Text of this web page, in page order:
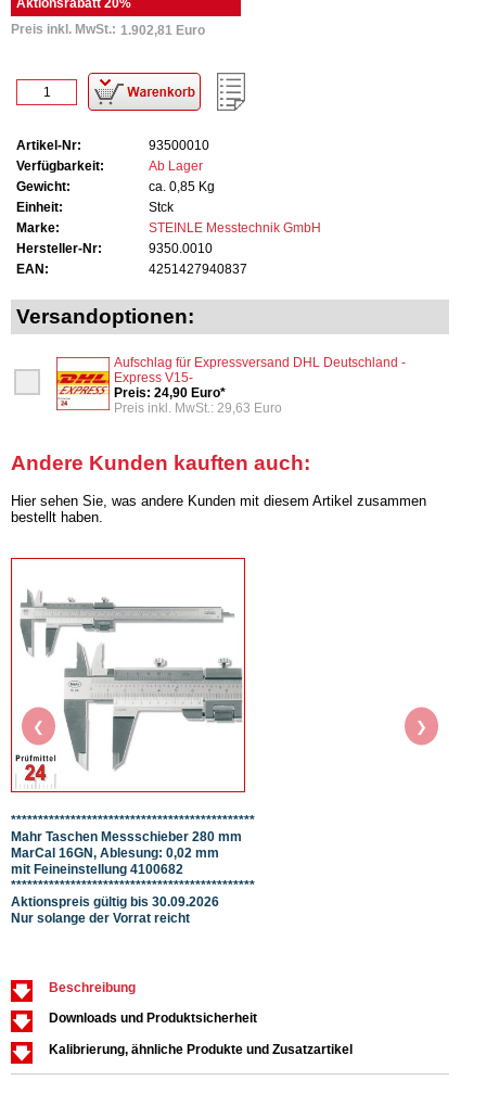
Aktionsrabatt 20%
Preis inkl. MwSt.: 1.902,81 Euro
Artikel-Nr:
93500010
Verfügbarkeit:
Ab Lager
Gewicht:
ca. 0,85 Kg
Einheit:
Stck
Marke:
STEINLE Messtechnik GmbH
Hersteller-Nr:
9350.0010
EAN:
4251427940837
Versandoptionen:
Aufschlag für Expressversand DHL Deutschland -
Express V15-
Preis: 24,90 Euro*
Preis inkl. MwSt.: 29,63 Euro
Andere Kunden kauften auch:
Hier sehen Sie, was andere Kunden mit diesem Artikel zusammen
bestellt haben.
*********************************************
Mahr Taschen Messschieber 280 mm
MarCal 16GN, Ablesung: 0,02 mm
mit Feineinstellung 4100682
*********************************************
Aktionspreis gültig bis 30.09.2026
Nur solange der Vorrat reicht
❮ ❯
Beschreibung
Downloads und Produktsicherheit
Kalibrierung, ähnliche Produkte und Zusatzartikel